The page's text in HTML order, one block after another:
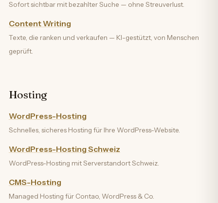
Sofort sichtbar mit bezahlter Suche — ohne Streuverlust.
Content Writing
Texte, die ranken und verkaufen — KI-gestützt, von Menschen
geprüft.
Hosting
WordPress-Hosting
Schnelles, sicheres Hosting für Ihre WordPress-Website.
WordPress-Hosting Schweiz
WordPress-Hosting mit Serverstandort Schweiz.
CMS-Hosting
Managed Hosting für Contao, WordPress & Co.